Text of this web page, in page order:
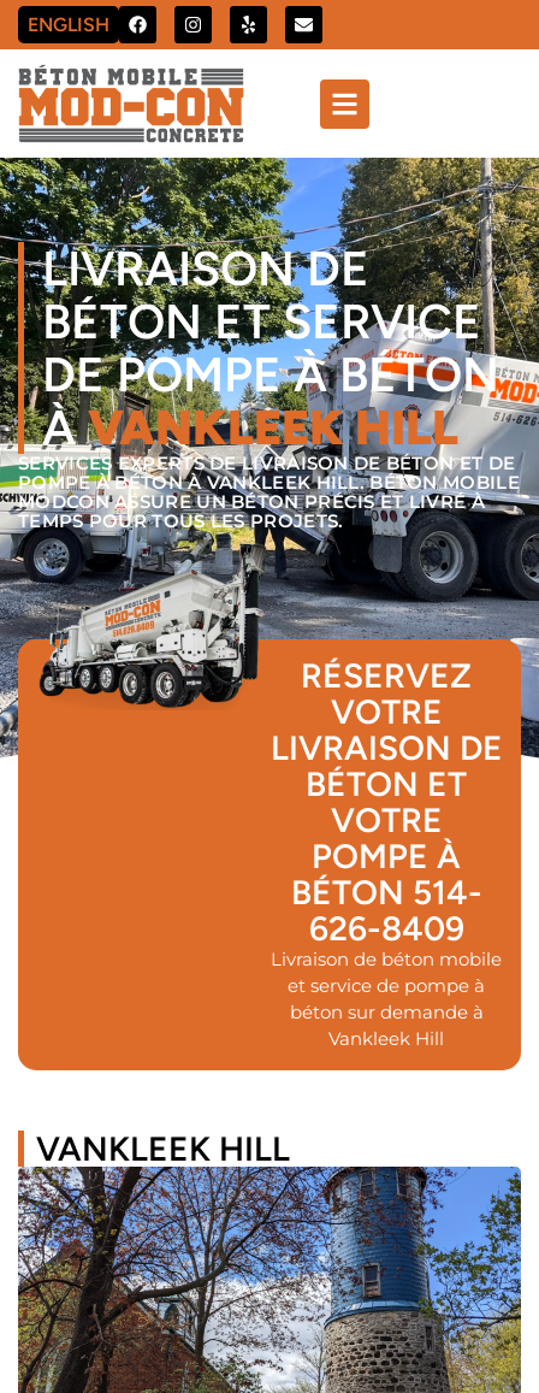
ENGLISH
LIVRAISON DE
BÉTON ET SERVICE
DE POMPE À BÉTON
ÀVANKLEEK HILL
SERVICES EXPERTS DE LIVRAISON DE BÉTON ET DE
POMPE À BÉTON À VANKLEEK HILL. BÉTON MOBILE
MODCON ASSURE UN BÉTON PRÉCIS ET LIVRÉ À
TEMPS POUR TOUS LES PROJETS.
RÉSERVEZ
VOTRE
LIVRAISON DE
BÉTON ET
VOTRE
POMPE À
BÉTON 514-
626-8409
Livraison de béton mobile
et service de pompe à
béton sur demande à
Vankleek Hill
VANKLEEK HILL